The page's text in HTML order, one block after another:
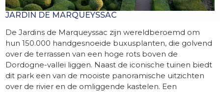
JARDIN DE MARQUEYSSAC
De Jardins de Marqueyssac zijn wereldberoemd om
hun 150.000 handgesnoeide buxusplanten, die golvend
over de terrassen van een hoge rots boven de
Dordogne-vallei liggen. Naast de iconische tuinen biedt
dit park een van de mooiste panoramische uitzichten
over de rivier en de omliggende kastelen. Een